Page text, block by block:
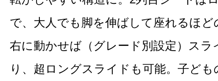
で、大人でも脚を伸ばして座れるほ
右に動かせば（グレード別設定）スラ
り、超ロングスライドも可能。子ど